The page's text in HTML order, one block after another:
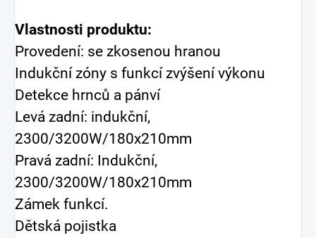
Vlastnosti produktu:
Provedení: se zkosenou hranou
Indukční zóny s funkcí zvýšení výkonu
Detekce hrnců a pánví
Levá zadní: indukční,
2300/3200W/180x210mm
Pravá zadní: Indukční,
2300/3200W/180x210mm
Zámek funkcí.
Dětská pojistka